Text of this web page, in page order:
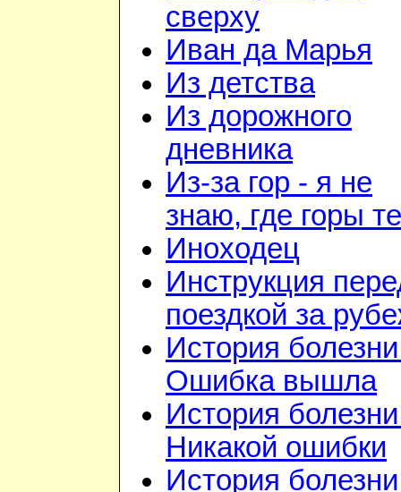
сверху
Иван да Марья
Из детства
Из дорожного
дневника
Из-за гор - я не
знаю, где горы те
Иноходец
Инструкция
поездкой за
История
Ошибка вышла
История
Никакой ошибки
История